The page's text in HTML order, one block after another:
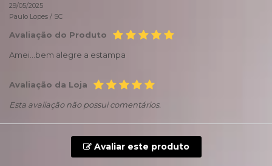
29/05/2025
Paulo Lopes / SC
Avaliação do Produto
Amei...bem alegre a estampa
Avaliação da Loja
Esta avaliação não possui comentários.
Avaliar este produto